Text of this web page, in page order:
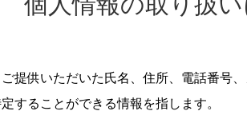
提供いただいた氏名、住所、電話番号
することができる情報を指します。